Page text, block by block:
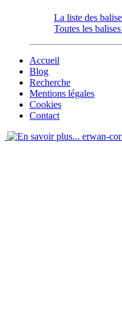
La liste des
Toutes les
Accueil
Blog
Recherche
Mentions légales
Cookies
Contact
erwan-